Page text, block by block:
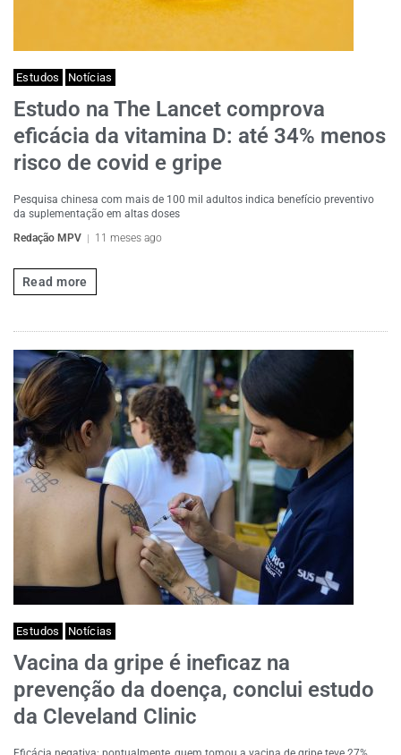
Estudos Notícias
Estudo na The Lancet comprova
eficácia da vitamina D: até 34% menos
risco de covid e gripe
Pesquisa chinesa com mais de 100 mil adultos indica benefício preventivo
da suplementação em altas doses
Redação MPV
11 meses ago
Read more
Estudos Notícias
Vacina da gripe é ineficaz na
prevenção da doença, conclui estudo
da Cleveland Clinic